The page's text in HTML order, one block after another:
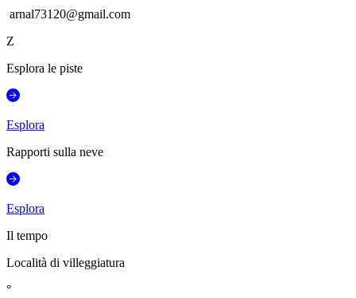
arnal73120@gmail.com
Z
Esplora le piste
Esplora
Rapporti sulla neve
Esplora
Il tempo
Località di villeggiatura
°